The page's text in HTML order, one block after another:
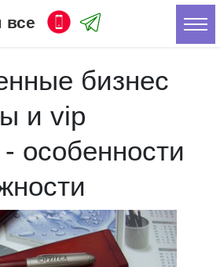
все
бизнес
и vip
особенности